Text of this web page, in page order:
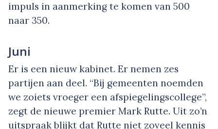
impuls in aanmerking te komen van 500
naar 350.
Juni
Er is een nieuw kabinet. Er nemen zes
partijen aan deel. “Bij gemeenten noemden
we zoiets vroeger een afspiegelingscollege”,
zegt de nieuwe premier Mark Rutte. Uit zo’n
uitspraak blijkt dat Rutte niet zoveel kennis